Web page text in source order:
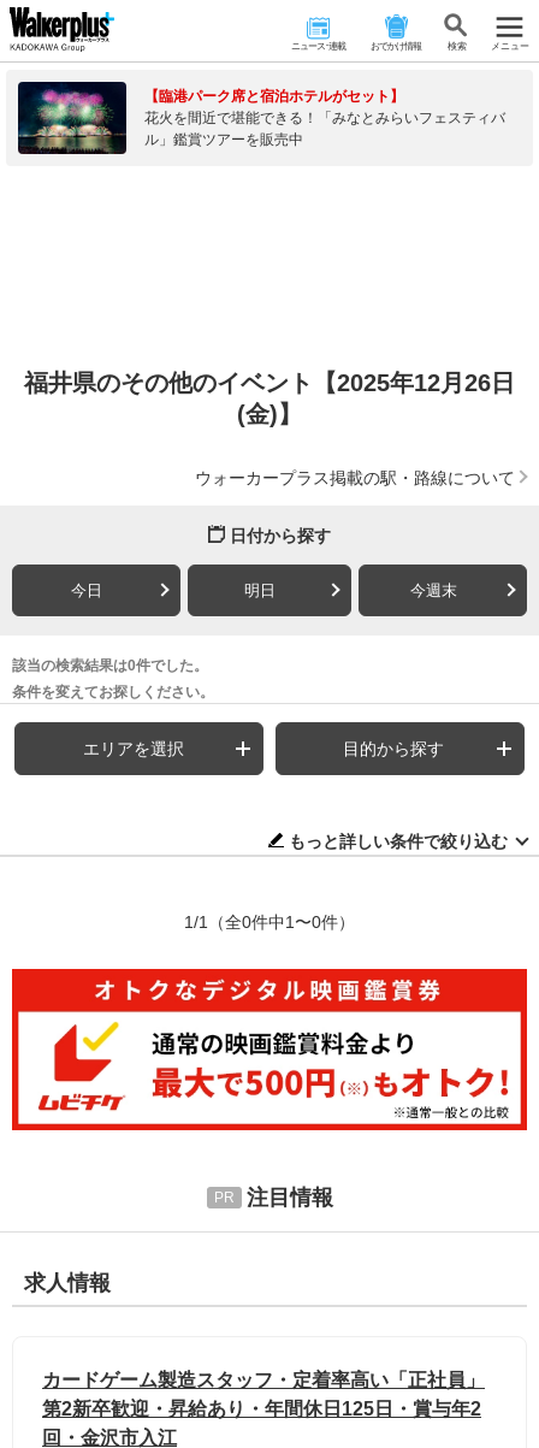
ニュース･連載 おでかけ情報 検 索 メニュー
【臨港パーク席と宿泊ホテルがセット】
花火を間近で堪能できる！「みなとみらいフェスティバ
ル」鑑賞ツアーを販売中
福井県のその他のイベント【2025年12月26日
(金)】
ウォーカープラス掲載の駅・路線について
日付から探す
今日 明日 今週末
該当の検索結果は0件でした。
条件を変えてお探しください。
エリアを選択 目的から探す
もっと詳しい条件で絞り込む
1/1 （全0件中1〜0件）
注目情報
求人情報
カードゲーム製造スタッフ・定着率高い「正社員」
第2新卒歓迎・昇給あり・年間休日125日・賞与年2
回・金沢市入江